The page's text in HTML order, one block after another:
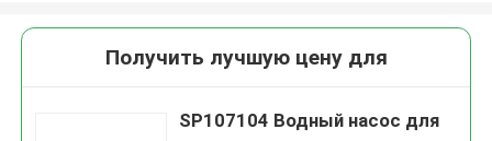
Получить лучшую цену для
SP107104 Водный насос для